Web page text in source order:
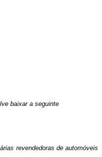
baixar a seguinte
revendedoras de automóveis